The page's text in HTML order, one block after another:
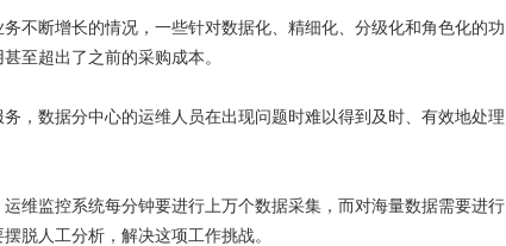
不断增长的情况，一些针对数据化、精细化、分级化和角色化的功
至超出了之前的采购成本。
，数据分中心的运维人员在出现问题时难以得到及时、有效地处理
维监控系统每分钟要进行上万个数据采集，而对海量数据需要进行
脱人工分析，解决这项工作挑战。